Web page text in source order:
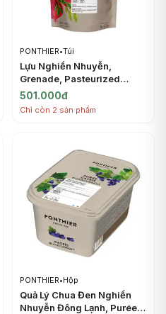
PONTHIER•Túi
Lựu Nghiền Nhuyễn,
Grenade, Pasteurized
Chilled Sugared Puree
Pomegranate (1kg) -
501.000đ
Chỉ còn 2 sản phẩm
PONTHIER•Hộp
Quả Lý Chua Đen Nghiền
Nhuyễn Đông Lạnh, Purée